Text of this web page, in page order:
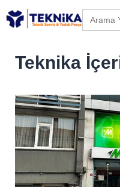
Search
for:
Teknika